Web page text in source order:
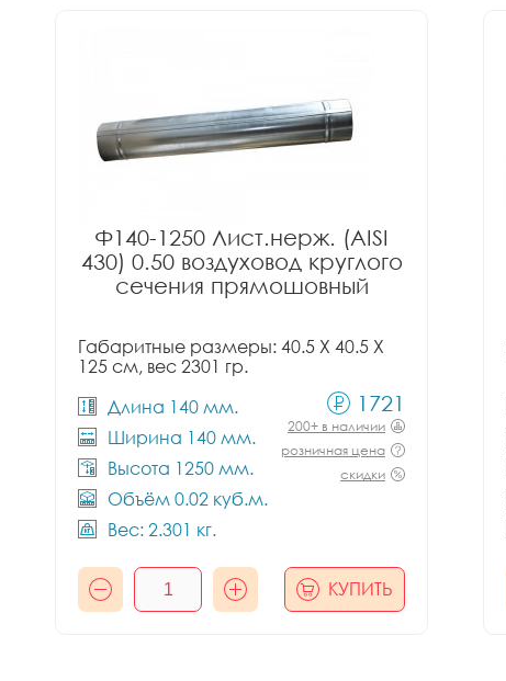
Ф140-1250 Лист.нерж. (AISI
430) 0.50 воздуховод круглого
сечения прямошовный
Габаритные размеры: 40.5 X 40.5 X
125 см, вес 2301 гр.
Длина 140 мм.
Ширина 140 мм.
Высота 1250 мм.
Объём 0.02 куб.м.
Вес: 2.301 кг.
1721
200+ в наличии
розничная цена
скидки
КУПИТЬ